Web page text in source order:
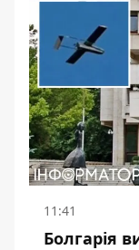
11:41
Болгарія